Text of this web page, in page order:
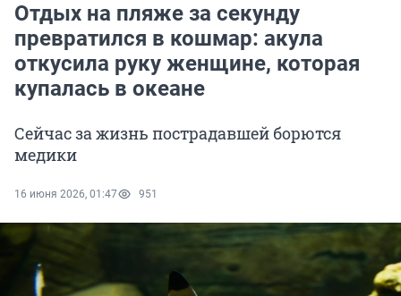
Отдых на пляже за секунду
превратился в кошмар: акула
откусила руку женщине, которая
купалась в океане
Сейчас за жизнь пострадавшей борются
медики
16 июня 2026, 01:47 951